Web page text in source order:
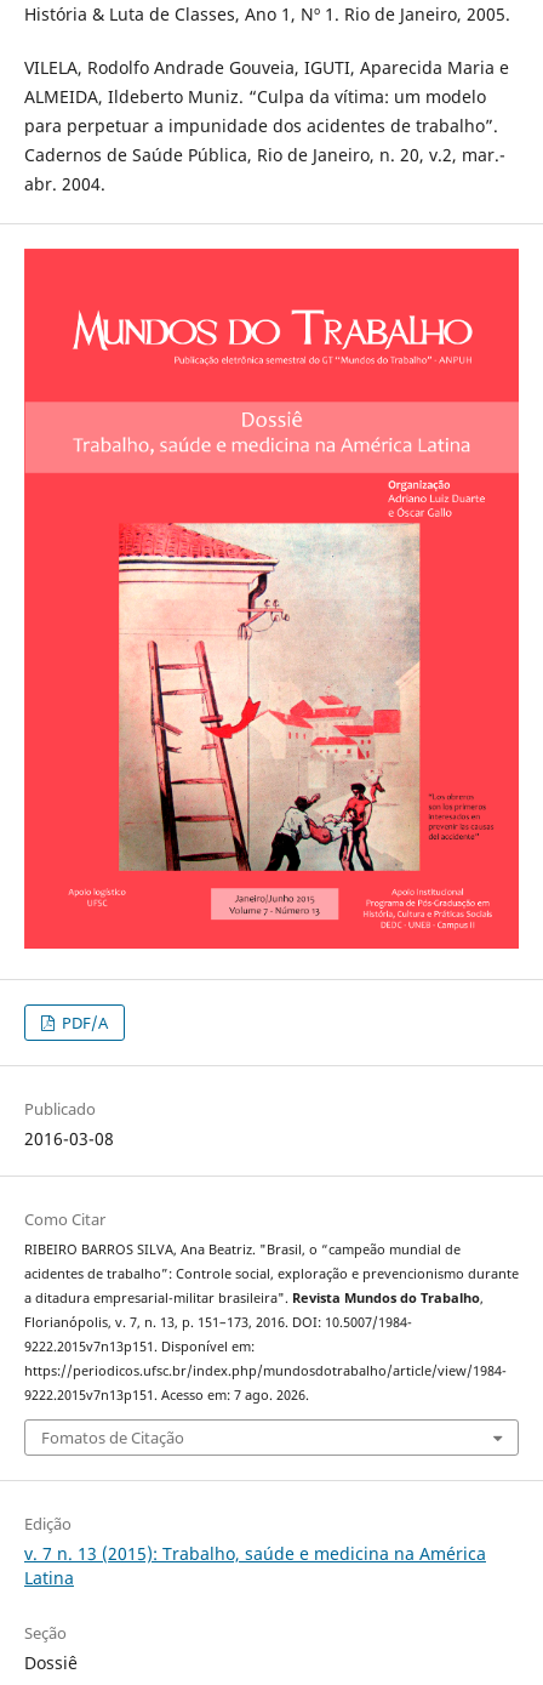
História & Luta de Classes, Ano 1, Nº 1. Rio de Janeiro, 2005.
VILELA, Rodolfo Andrade Gouveia, IGUTI, Aparecida Maria e
ALMEIDA, Ildeberto Muniz. “Culpa da vítima: um modelo
para perpetuar a impunidade dos acidentes de trabalho”.
Cadernos de Saúde Pública, Rio de Janeiro, n. 20, v.2, mar.-
abr. 2004.
PDF/A
Publicado
2016-03-08
Como Citar
RIBEIRO BARROS SILVA, Ana Beatriz. "Brasil, o “campeão mundial de
acidentes de trabalho”: Controle social, exploração e prevencionismo durante
a ditadura empresarial-militar brasileira". Revista Mundos do Trabalho,
Florianópolis, v. 7, n. 13, p. 151–173, 2016. DOI: 10.5007/1984-
9222.2015v7n13p151. Disponível em:
https://periodicos.ufsc.br/index.php/mundosdotrabalho/article/view/1984-
9222.2015v7n13p151. Acesso em: 7 ago. 2026.
Fomatos de Citação
Edição
v. 7 n. 13 (2015): Trabalho, saúde e medicina na América
Latina
Seção
Dossiê